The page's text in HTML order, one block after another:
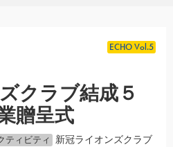
クラブ結成５
贈呈式
ティビティ 新冠ライオンズクラブ
ECHO Vol.5